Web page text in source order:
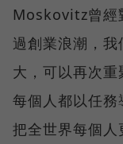
Moskovitz曾經
過創業浪潮，
大，可以再次重
每個人都以任
把全世界每個人